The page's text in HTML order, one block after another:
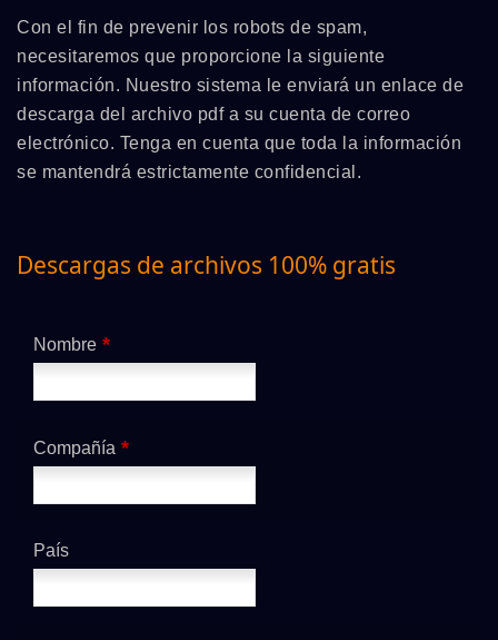
Con el fin de prevenir los robots de spam,
necesitaremos que proporcione la siguiente
información. Nuestro sistema le enviará un enlace de
descarga del archivo pdf a su cuenta de correo
electrónico. Tenga en cuenta que toda la información
se mantendrá estrictamente confidencial.
Descargas de archivos 100% gratis
Nombre *
Compañía *
País